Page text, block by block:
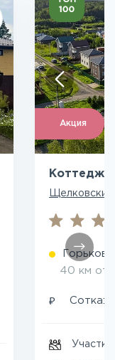
Акция
Щелковский
40 км от
₽ Сотка:
Участки: